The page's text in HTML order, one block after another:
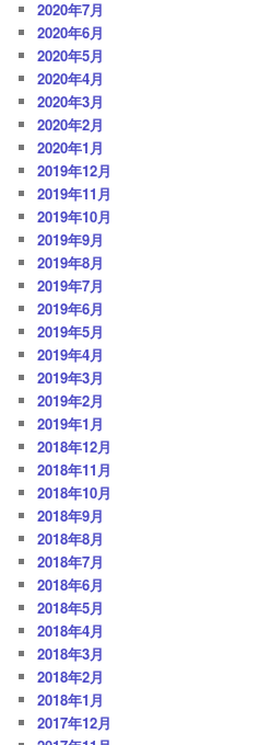
2020年7月
2020年6月
2020年5月
2020年4月
2020年3月
2020年2月
2020年1月
2019年12月
2019年11月
2019年10月
2019年9月
2019年8月
2019年7月
2019年6月
2019年5月
2019年4月
2019年3月
2019年2月
2019年1月
2018年12月
2018年11月
2018年10月
2018年9月
2018年8月
2018年7月
2018年6月
2018年5月
2018年4月
2018年3月
2018年2月
2018年1月
2017年12月